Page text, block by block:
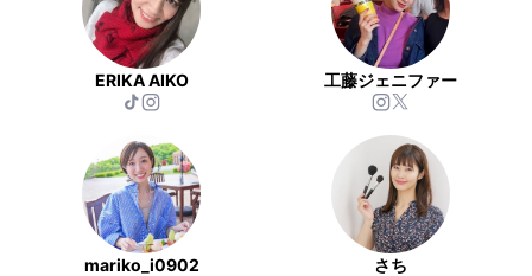
ERIKA AIKO 工藤ジェニファー
mariko_i0902 さち